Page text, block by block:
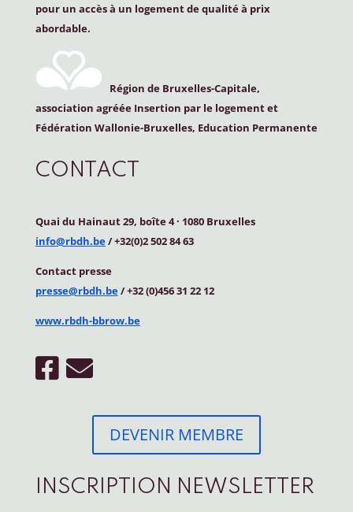
pour un accès à un logement de qualité à prix
abordable.
Région de Bruxelles-Capitale,
association agréée Insertion par le logement et
Fédération Wallonie-Bruxelles, Education Permanente
CONTACT
Quai du Hainaut 29, boîte 4· 1080 Bruxelles
info@rbdh.be/ +32(0)2 502 84 63
Contact presse
presse@rbdh.be/ +32 (0)456 31 22 12
www.rbdh-bbrow.be
DEVENIR MEMBRE
INSCRIPTION NEWSLETTER